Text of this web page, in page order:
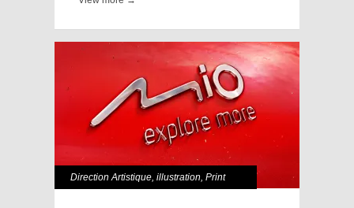
Direction Artistique, illustration, Print